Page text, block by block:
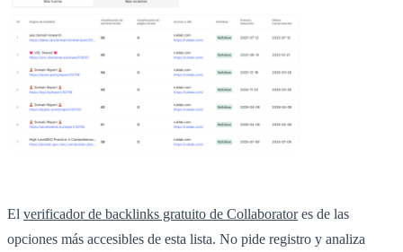
El verificador de backlinks gratuito de Collaboratores de las
opciones más accesibles de esta lista. No pide registro y analiza